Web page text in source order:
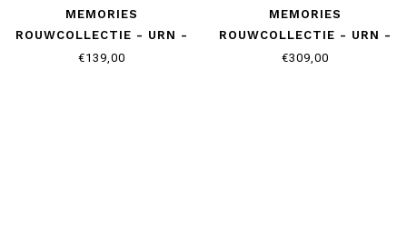
MEMORIES
ROUWCOLLECTIE - URN -
BLADMOTIEF
€139,00
MEMORIES
ROUWCOLLECTIE - URN -
POOTAFDRUK
€309,00